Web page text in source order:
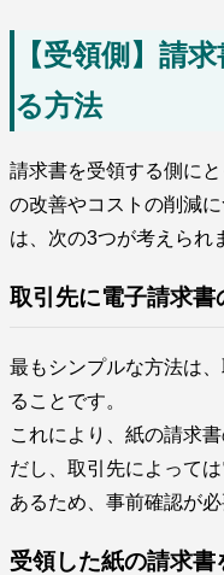
【受領側】請
る方法
請求書を受領する側に
の改善やコストの削減
は、次の3つが考えられ
取引先に電子請求書
最もシンプルな方法は
ることです。
これにより、紙の請求
だし、取引先によって
あるため、事前確認が必
受領した紙の請求書